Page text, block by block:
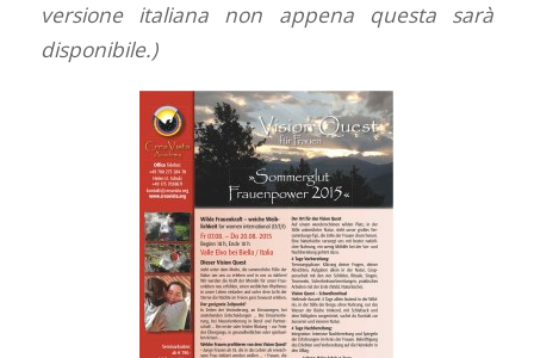
versione italiana non appena questa sarà
disponibile.)